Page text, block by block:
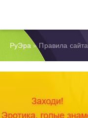
РуЭра » Правила сайта